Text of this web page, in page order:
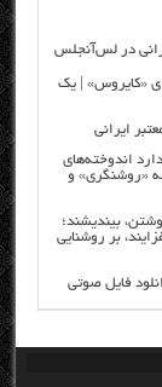
در لس‌آنجلس
«کایروس» | یک
اندوخته‌های
«روشنگری» و
بیندیشند؛
بر روشنایی
فایل صوتی